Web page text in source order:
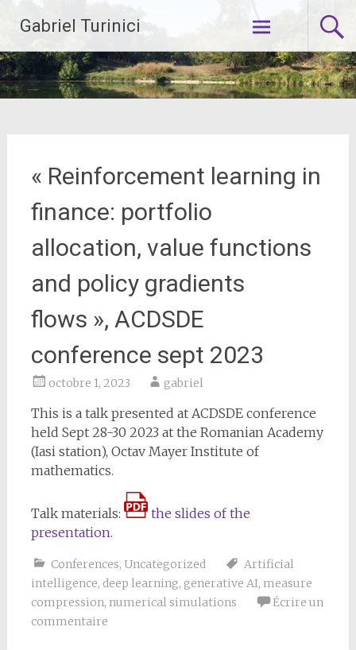
contenu
principal
Gabriel Turinici
« Reinforcement learning in
finance: portfolio
allocation, value functions
and policy gradients
flows », ACDSDE
conference sept 2023
octobre 1, 2023 gabriel
This is a talk presented at ACDSDE conference
held Sept 28-30 2023 at the Romanian Academy
(Iasi station), Octav Mayer Institute of
mathematics.
Talk materials:
the slides of the
presentation.
Conferences, Uncategorized
Artificial
intelligence, deep learning, generative AI, measure
compression, numerical simulations
Écrire un
commentaire